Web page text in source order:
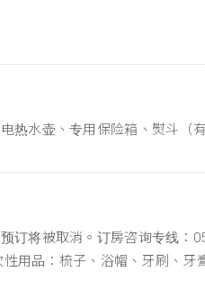
热水壶、专用保险箱、熨斗（
将被取消。订房咨询专线：
用品：梳子、浴帽、牙刷、牙